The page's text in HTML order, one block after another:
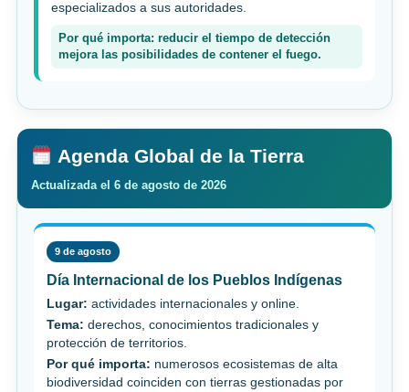
especializados a sus autoridades.
Por qué importa: reducir el tiempo de detección
mejora las posibilidades de contener el fuego.
Agenda Global de la Tierra
Actualizada el 6 de agosto de 2026
9 de agosto
Día Internacional de los Pueblos Indígenas
Lugar: actividades internacionales y online.
Tema: derechos, conocimientos tradicionales y
protección de territorios.
Por qué importa: numerosos ecosistemas de alta
biodiversidad coinciden con tierras gestionadas por